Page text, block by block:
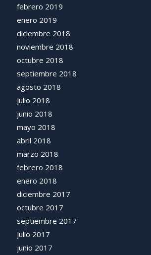
febrero 2019
enero 2019
diciembre 2018
noviembre 2018
octubre 2018
septiembre 2018
agosto 2018
julio 2018
junio 2018
mayo 2018
abril 2018
marzo 2018
febrero 2018
enero 2018
diciembre 2017
octubre 2017
septiembre 2017
julio 2017
junio 2017